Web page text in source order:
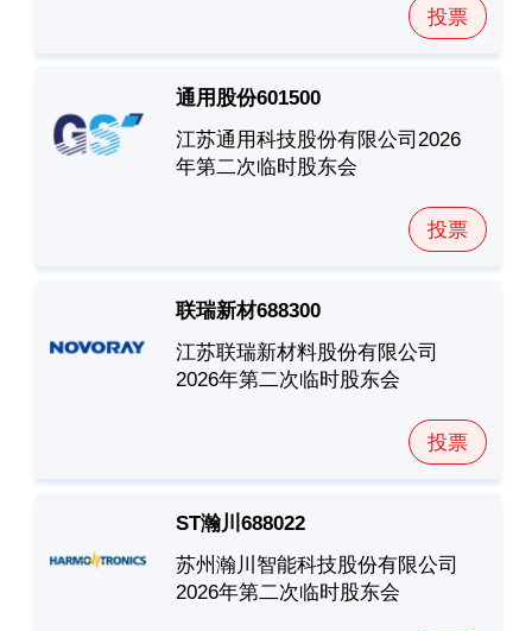
投票
通用股份601500
江苏通用科技股份有限公司2026
年第二次临时股东会
投票
联瑞新材688300
江苏联瑞新材料股份有限公司
2026年第二次临时股东会
投票
ST瀚川688022
苏州瀚川智能科技股份有限公司
2026年第二次临时股东会